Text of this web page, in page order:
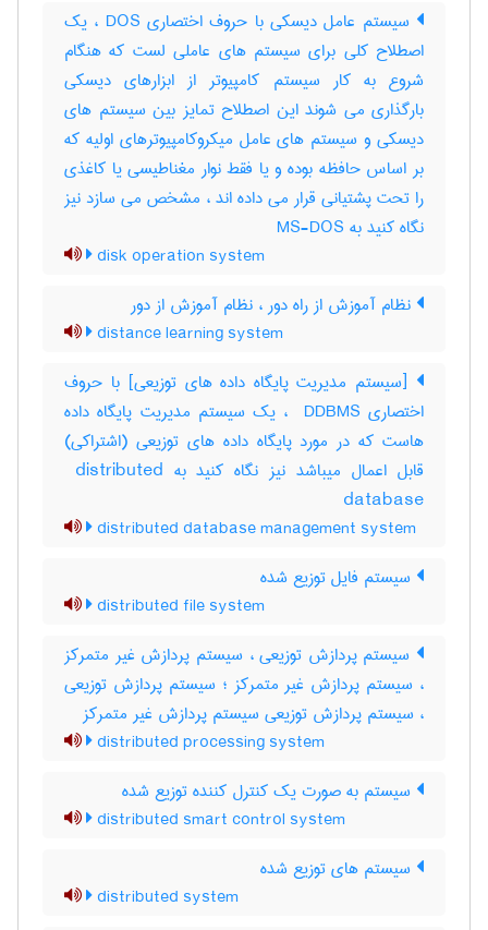
سیستم عامل دیسکی با حروف اختصاری DOS ، یک
اصطلاح کلی برای سیستم های عاملی لست که هنگام
شروع به کار سیستم کامپیوتر از ابزارهای دیسکی
بارگذاری می شوند این اصطلاح تمایز بین سیستم های
دیسکی و سیستم های عامل میکروکامپیوترهای اولیه که
بر اساس حافظه بوده و یا فقط نوار مغناطیسی یا کاغذی
را تحت پشتیانی قرار می داده اند ، مشخص می سازد نیز
نگاه کنید به MS-DOS
disk operation system
نظام آموزش از راه دور ، نظام آموزش از دور
distance learning system
[سیستم مدیریت پایگاه داده های توزیعی] با حروف
اختصاری ‎ DDBMS ، یک سیستم مدیریت پایگاه داده
هاست که در مورد پایگاه داده های توزیعی (اشتراکی)
قابل اعمال میباشد نیز نگاه کنید به ‎ distributed
database
distributed database management system
سیستم فایل توزیع شده
distributed file system
سیستم پردازش توزیعی ، سیستم پردازش غیر متمرکز
، سیستم پردازش غیر متمرکز ؛ سیستم پردازش توزیعی
، سیستم پردازش توزیعی سیستم پردازش غیر متمرکز
distributed processing system
سیستم به صورت یک کنترل کننده توزیع شده
distributed smart control system
سیستم های توزیع شده
distributed system